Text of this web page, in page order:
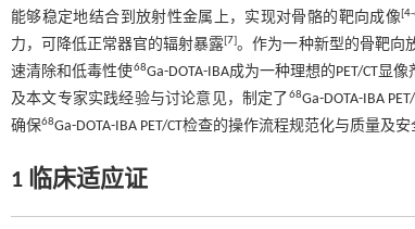
能够稳定地结合到放射性金属上，实现对骨骼的靶向成像[4-
力，可降低正常器官的辐射暴露[7]。作为一种新型的骨靶向
速清除和低毒性使68Ga-DOTA-IBA成为一种理想的PET/CT
及本文专家实践经验与讨论意见，制定了 68Ga-DOTA-IBA
确保68Ga-DOTA-IBA PET/CT检查的操作流程规范化与质量及安
1 临床适应证